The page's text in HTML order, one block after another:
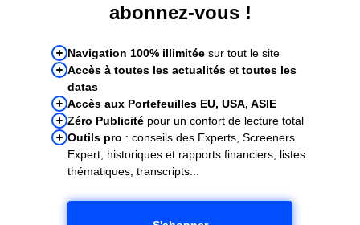
abonnez-vous !
Navigation 100% illimitée sur tout le site
Accès à toutes les actualités et toutes les
datas
Accès aux Portefeuilles EU, USA, ASIE
Zéro Publicité pour un confort de lecture total
Outils pro : conseils des Experts, Screeners
Expert, historiques et rapports financiers, listes
thématiques, transcripts...